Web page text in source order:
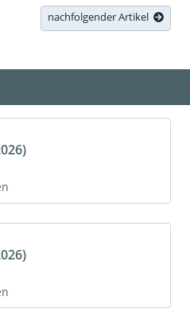
nachfolgender Artikel